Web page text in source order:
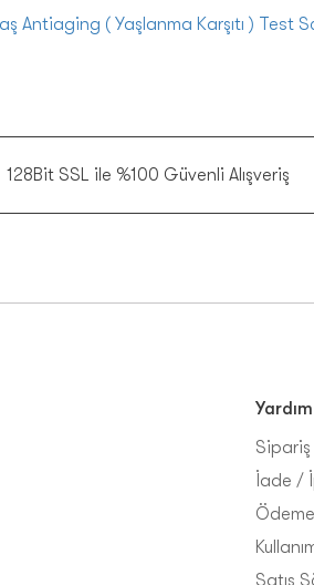
Antiaging ( Yaşlanma Karşıtı ) Test
128Bit SSL ile %100 Güvenli Alışveriş
Sipariş
İade /
Satış